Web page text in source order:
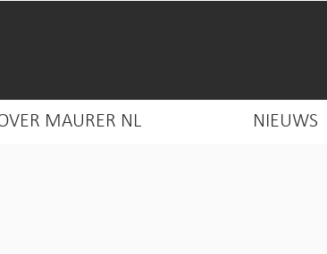
MAURER NL NIEUWS